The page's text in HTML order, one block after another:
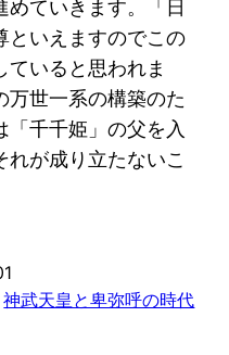
めていきます。「日
といえますのでこの
ていると思われま
万世一系の構築のた
「千千姫」の父を入
れが成り立たないこ
神武天皇と卑弥呼の時代